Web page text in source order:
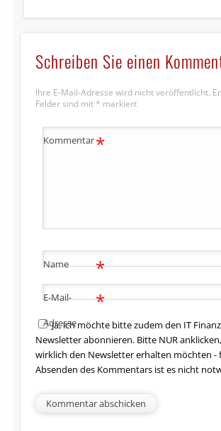
Schreiben Sie einen
Ihre E-Mail-Adresse wird nicht veröffentlicht.
Felder sind mit * markiert
Kommentar*
Name *
E-Mail-
Adresse
*
Ja, ich möchte bitte zudem den IT
Newsletter abonnieren. Bitte NUR
wirklich den Newsletter erhalten möchten -
Absenden des Kommentars ist es nicht